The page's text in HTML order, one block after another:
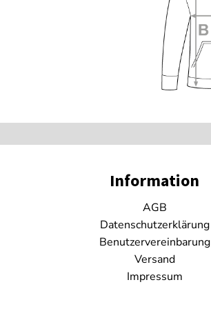
Information
AGB
Datenschutzerklärung
Benutzervereinbarung
Versand
Impressum